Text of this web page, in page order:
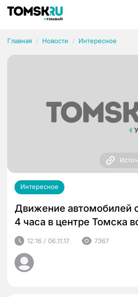
Главная Новости Интересное
Интересное
Движение автомобилей
4 часа в центре Томска
12:16 / 06.11.17 7367